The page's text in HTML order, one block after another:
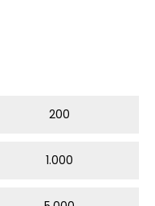
200
1.000